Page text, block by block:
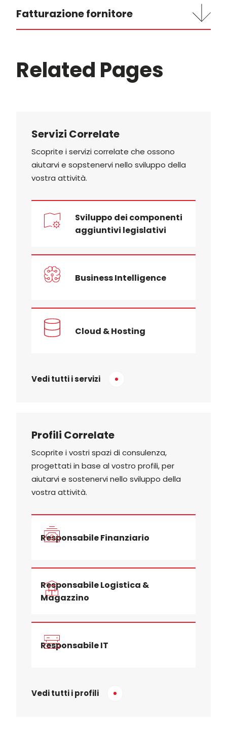
Fatturazione fornitore
Related Pages
Servizi Correlate
Scoprite i servizi correlate che ossono
aiutarvi e sopstenervi nello sviluppo della
vostra attività.
Sviluppo dei componenti
aggiuntivi legislativi
Business Intelligence
Cloud & Hosting
Vedi tutti i servizi
Profili Correlate
Scoprite i vostri spazi di consulenza,
progettati in base al vostro profili, per
aiutarvi e sostenervi nello sviluppo della
vostra attività.
Responsabile Finanziario
Responsabile Logistica &
Magazzino
Responsabile IT
Vedi tutti i profili